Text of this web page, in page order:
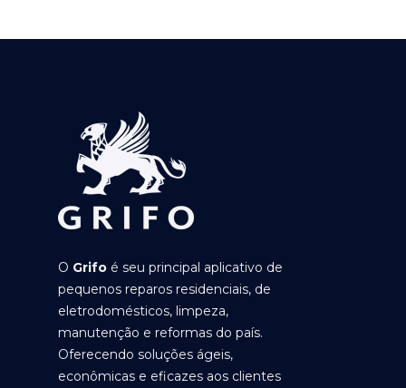
O Grifo é seu principal aplicativo de
pequenos reparos residenciais, de
eletrodomésticos, limpeza,
manutenção e reformas do país.
Oferecendo soluções ágeis,
econômicas e eficazes aos clientes